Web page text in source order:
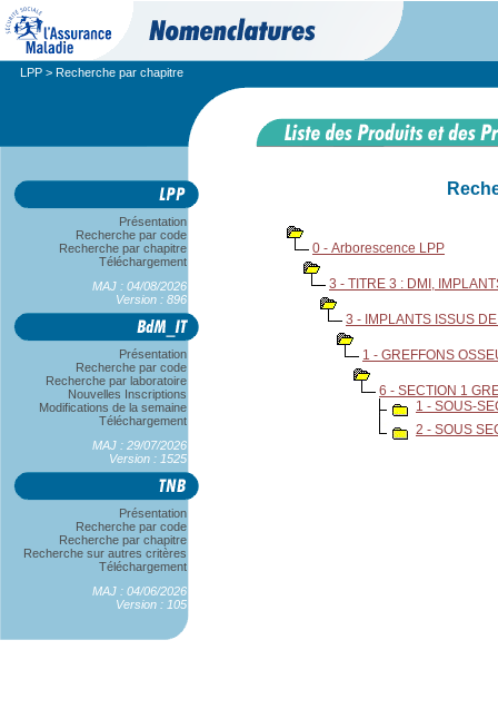
LPP > Recherche par chapitre
Présentation
Recherche par code
Recherche par chapitre
Téléchargement
MAJ : 04/08/2026
Version : 896
Présentation
Recherche par code
Recherche par laboratoire
Nouvelles Inscriptions
Modifications de la semaine
Téléchargement
MAJ : 29/07/2026
Version : 1525
Présentation
Recherche par code
Recherche par chapitre
Recherche sur autres critères
Téléchargement
MAJ : 04/06/2026
Version : 105
0 - Arborescence LPP
3 - TITRE 3 : DMI,
3 - IMPLANTS ISSUS
1 - GREFFONS
6 - SECTION 1
1 - SOUS-
2 - SOUS